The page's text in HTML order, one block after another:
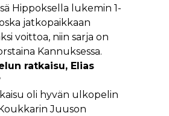
Hippoksella lukemin 1-
jatkopaikkaan
voittoa, niin sarja on
Kannuksessa.
ratkaisu, Elias
oli hyvän ulkopelin
Koukkarin Juuson